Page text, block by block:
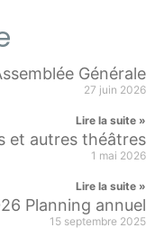
Générale
27 juin 2026
Lire la suite »
et autres théâtres
1 mai 2026
Lire la suite »
Planning annuel
15 septembre 2025